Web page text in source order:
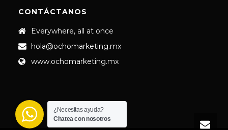
CONTÁCTANOS
Everywhere, all at once
hola@ochomarketing.mx
www.ochomarketing.mx
¿Necesitas ayuda?
Chatea con nosotros